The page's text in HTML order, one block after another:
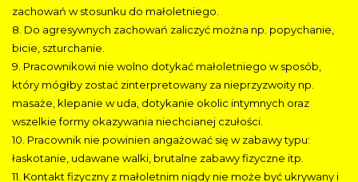
zachowań w stosunku do małoletniego.
8. Do agresywnych zachowań zaliczyć można np. popychanie,
bicie, szturchanie.
9. Pracownikowi nie wolno dotykać małoletniego w sposób,
który mógłby zostać zinterpretowany za nieprzyzwoity np.
masaże, klepanie w uda, dotykanie okolic intymnych oraz
wszelkie formy okazywania niechcianej czułości.
10. Pracownik nie powinien angażować się w zabawy typu:
łaskotanie, udawane walki, brutalne zabawy fizyczne itp.
11. Kontakt fizyczny z małoletnim nigdy nie może być ukrywany i